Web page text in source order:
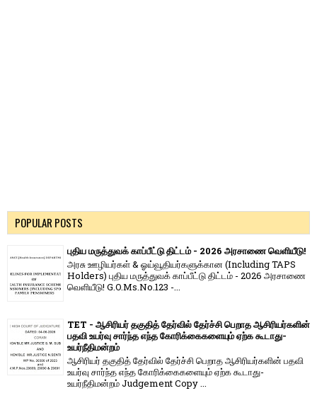
POPULAR POSTS
புதிய மருத்துவக் காப்பீட்டு திட்டம் - 2026 அரசாணை வெளியீடு!
அரசு ஊழியர்கள் & ஓய்வூதியர்களுக்கான (Including TAPS
Holders) புதிய மருத்துவக் காப்பீட்டு திட்டம் - 2026 அரசாணை
வெளியீடு! G.O.Ms.No.123 -...
TET - ஆசிரியர் தகுதித் தேர்வில் தேர்ச்சி பெறாத ஆசிரியர்களின்
பதவி உயர்வு சார்ந்த எந்த கோரிக்கைகளையும் ஏற்க கூடாது-
உயர்நீதிமன்றம்
ஆசிரியர் தகுதித் தேர்வில் தேர்ச்சி பெறாத ஆசிரியர்களின் பதவி
உயர்வு சார்ந்த எந்த கோரிக்கைகளையும் ஏற்க கூடாது-
உயர்நீதிமன்றம் Judgement Copy ...